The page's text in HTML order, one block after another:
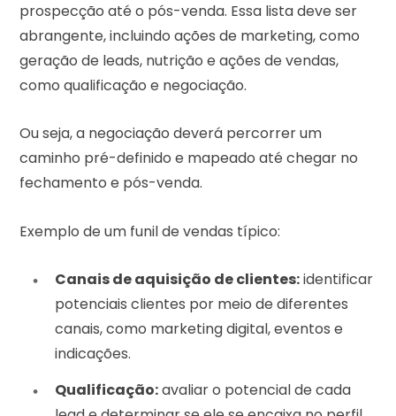
prospecção até o pós-venda. Essa lista deve ser
abrangente, incluindo ações de marketing, como
geração de leads, nutrição e ações de vendas,
como qualificação e negociação.
Ou seja, a negociação deverá percorrer um
caminho pré-definido e mapeado até chegar no
fechamento e pós-venda.
Exemplo de um funil de vendas típico:
Canais de aquisição de clientes:identificar
potenciais clientes por meio de diferentes
canais, como marketing digital, eventos e
indicações.
Qualificação:avaliar o potencial de cada